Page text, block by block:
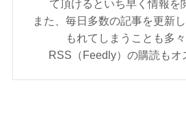
て頂けるといち早く情報を
また、毎日多数の記事を更新
もれてしまうことも多々
RSS（Feedly）の購読もオ